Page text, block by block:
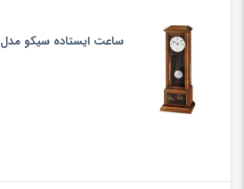
ساعت ایستاده سیکو مدل QXQ026BL